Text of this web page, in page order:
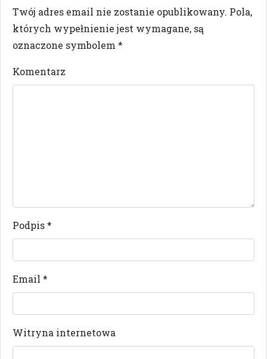
Twój adres email nie zostanie opublikowany. Pola,
których wypełnienie jest wymagane, są
oznaczone symbolem *
Komentarz
Podpis*
Email *
Witryna internetowa